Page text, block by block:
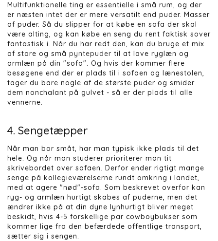
Multifunktionelle ting er essentielle i små rum, og der
er næsten intet der er mere versatilt end puder. Masser
af puder. Så du slipper for at købe en sofa der skal
være alting, og kan købe en seng du rent faktisk sover
fantastisk i. Når du har redt den, kan du bruge et mix
af store og små pyntepuder til at lave ryglæn og
armlæn på din "sofa". Og hvis der kommer flere
besøgene end der er plads til i sofaen og lænestolen,
tager du bare nogle af de største puder og smider
dem nonchalant på gulvet - så er der plads til alle
vennerne.
4. Sengetæpper
Når man bor småt, har man typisk ikke plads til det
hele. Og når man studerer prioriterer man tit
skrivebordet over sofaen. Derfor ender rigtigt mange
senge på kollegieværelserne rundt omkring i landet,
med at agere "nød"-sofa. Som beskrevet overfor kan
ryg- og armlæn hurtigt skabes af puderne, men det
ændrer ikke på at din dyne lynhurtigt bliver meget
beskidt, hvis 4-5 forskellige par cowboybukser som
kommer lige fra den befærdede offentlige transport,
sætter sig i sengen.